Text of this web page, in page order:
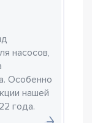
насосов,
Особенно
нашей
года.